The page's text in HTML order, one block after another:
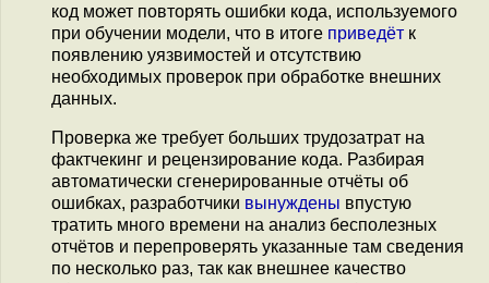
код может повторять ошибки кода, используемого
при обучении модели, что в итоге приведёт к
появлению уязвимостей и отсутствию
необходимых проверок при обработке внешних
данных.
Проверка же требует больших трудозатрат на
фактчекинг и рецензирование кода. Разбирая
автоматически сгенерированные отчёты об
ошибках, разработчики вынуждены впустую
тратить много времени на анализ бесполезных
отчётов и перепроверять указанные там сведения
по несколько раз, так как внешнее качество